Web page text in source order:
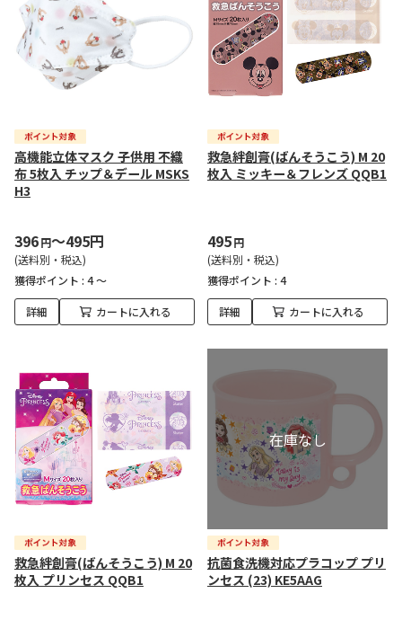
高機能立体マスク 子供用 不織
布 5枚入 チップ＆デール MSKS
H3
396円～495円
(送料別・税込)
獲得ポイント : 4 ～
詳細 カートに入れる
救急絆創膏(ばんそうこう) M 20
枚入 ミッキー＆フレンズ QQB1
495円
(送料別・税込)
獲得ポイント : 4
詳細 カートに入れる
救急絆創膏(ばんそうこう) M 20
枚入 プリンセス QQB1
抗菌食洗機対応プラコップ プリ
ンセス (23) KE5AAG